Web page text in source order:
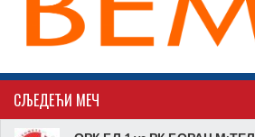
CЉЕДЕЋИ МЕЧ